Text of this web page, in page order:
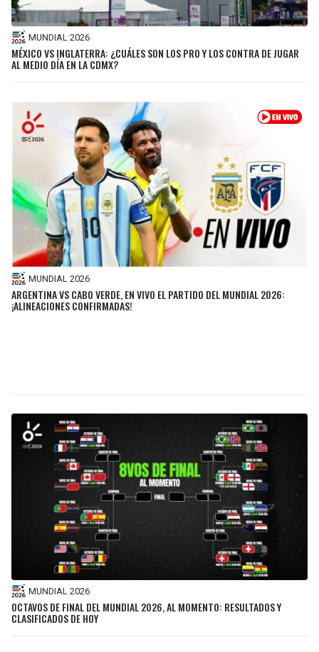
MUNDIAL 2026
MÉXICO VS INGLATERRA: ¿CUÁLES SON LOS PRO Y LOS CONTRA DE JUGAR
AL MEDIO DÍA EN LA CDMX?
MUNDIAL 2026
ARGENTINA VS CABO VERDE, EN VIVO EL PARTIDO DEL MUNDIAL 2026:
¡ALINEACIONES CONFIRMADAS!
MUNDIAL 2026
OCTAVOS DE FINAL DEL MUNDIAL 2026, AL MOMENTO: RESULTADOS Y
CLASIFICADOS DE HOY